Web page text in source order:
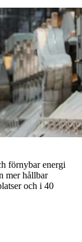
förnybar energi
mer hållbar
och i 40